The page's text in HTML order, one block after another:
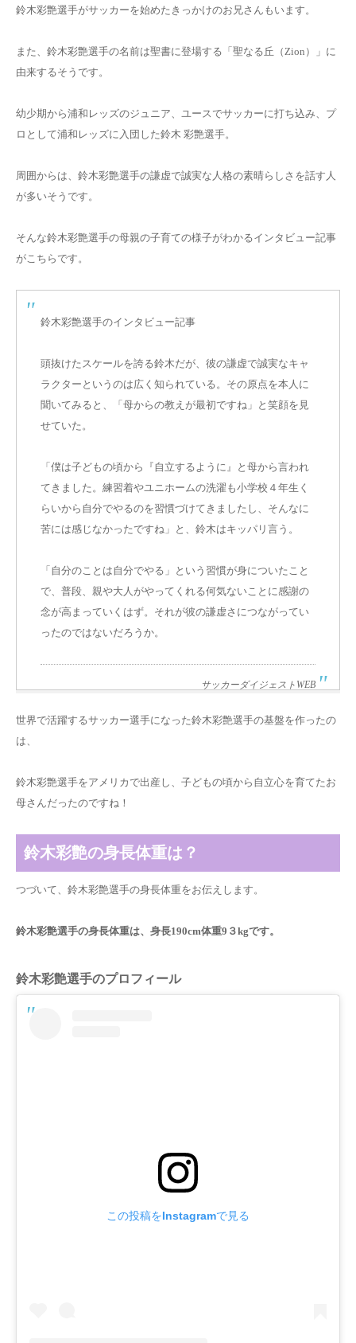
鈴木彩艶選手がサッカーを始めたきっかけのお兄さん もいます。
また、鈴木彩艶選手の名前は聖書に登場する「聖なる丘（Zion）」に
由来するそうです。
幼少期から浦和レッズのジュニア、ユースでサッカーに打ち込み、プ
ロとして浦和レッズに入団した鈴木 彩艶選手。
周囲からは、 鈴木彩艶選手の謙虚で誠実な人格の素晴らしさを話す人
が多いそうです。
そんな鈴木彩艶選手の母親の子育ての様子がわかるインタビュー記事
がこちらです。
鈴木彩艶選手のインタビュー記事
頭抜けたスケールを誇る鈴木だが、彼の謙虚で誠実なキャ
ラクターというのは広く知られている。その原点を本人に
聞いてみると、「母からの教えが最初ですね」と笑顔を見
せていた。
「僕は子どもの頃から『自立するように』と母から言われ
てきました。練習着やユニホームの洗濯も小学校４年生く
らいから自分でやるのを習慣づけてきましたし、そんなに
苦には感じなかったですね」と、鈴木はキッパリ言う。
「自分のことは自分でやる」という習慣が身についたこと
で、普段、親や大人がやってくれる何気ないことに感謝の
念が高まっていくはず。それが彼の謙虚さにつながってい
ったのではないだろうか。
サッカーダイジェストWEB
世界で活躍するサッカー選手になった鈴木彩艶選手の基盤を作ったの
は、
鈴木彩艶選手をアメリカで出産し、子どもの頃から 自立心を育てたお
母さんだったのですね！
鈴木彩艶の身長体重は？
つづいて、鈴木彩艶選手の身長体重をお伝えします。
鈴木彩艶選手の身長体重は、身長190cm体重9 ３kgです。
鈴木彩艶選手のプロフィール
この投稿をInstagramで見る